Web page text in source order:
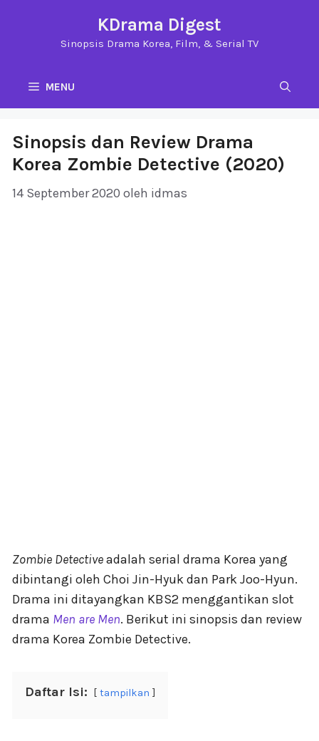
KDrama Digest
Sinopsis Drama Korea, Film, & Serial TV
MENU
Sinopsis dan Review Drama
Korea Zombie Detective (2020)
14 September 2020 oleh idmas
Zombie Detectiveadalah serial drama Korea yang
dibintangi oleh Choi Jin-Hyuk dan Park Joo-Hyun.
Drama ini ditayangkan KBS2 menggantikan slot
drama Men are Men. Berikut ini sinopsis dan review
drama Korea Zombie Detective.
Daftar Isi: tampilkan